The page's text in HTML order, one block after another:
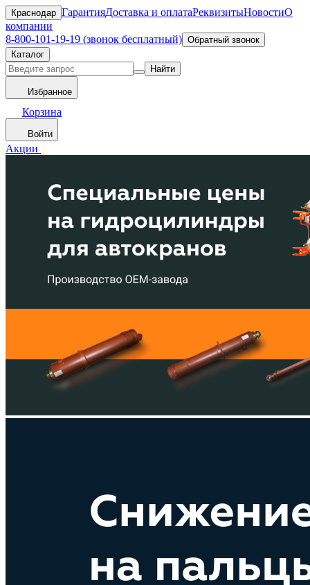
Краснодар ГарантияДоставка и оплатаРеквизитыНовостиО
компании
8-800-101-19-19 (звонок бесплатный) Обратный звонок
Каталог
Найти
Избранное
Корзина
Войти
Акции